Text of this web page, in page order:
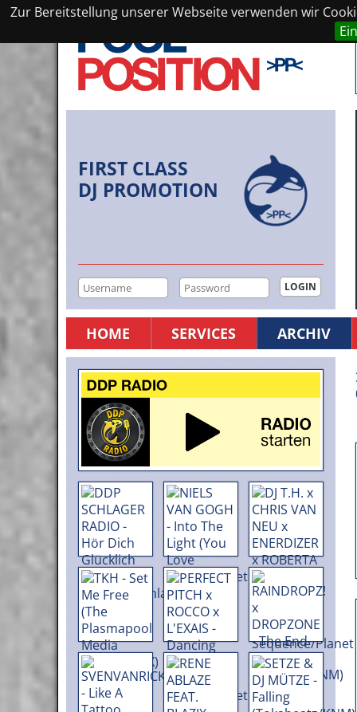
Zur Bereitstellung unserer Webseite verwenden wir
FIRST CLASS
DJ PROMOTION
HOME SERVICES ARCHIV